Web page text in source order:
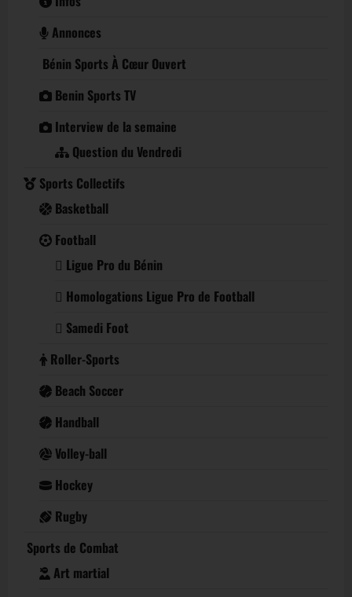
Annonces
Bénin Sports À Cœur Ouvert
Benin Sports TV
Interview de la semaine
Question du Vendredi
Sports Collectifs
Basketball
Football
Ligue Pro du Bénin
Homologations Ligue Pro de Football
Samedi Foot
Roller-Sports
Beach Soccer
Handball
Volley-ball
Hockey
Rugby
Sports de Combat
Art martial